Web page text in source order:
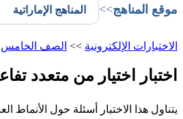
موقع المناهج>>
الاختبارات الإلكترونية >> الصف الخامس
اختبار اختيار من متعدد
يتناول هذا الاختبار أسئلة حول الأنماط